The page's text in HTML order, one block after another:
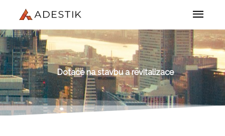
Přeskočit
obsah
Dotace na stavbu a revitalizace